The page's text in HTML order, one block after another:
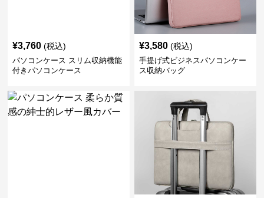
¥3,760 (税込)
パソコンケース スリム収納機能
付きパソコンケース
¥3,580 (税込)
手提げ式ビジネスパソコンケー
ス収納バッグ